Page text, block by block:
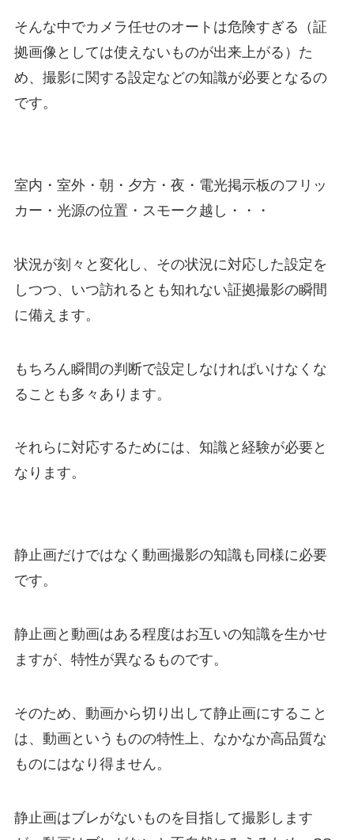
そんな中でカメラ任せのオートは危険すぎる（証
拠画像としては使えないものが出来上がる）た
め、撮影に関する設定などの知識が必要となるの
です。
室内・室外・朝・夕方・夜・電光掲示板のフリッ
カー・光源の位置・スモーク越し・・・
状況が刻々と変化し、その状況に対応した設定を
しつつ、いつ訪れるとも知れない証拠撮影の瞬間
に備えます。
もちろん瞬間の判断で設定しなければいけなくな
ることも多々あります。
それらに対応するためには、知識と経験が必要と
なります。
静止画だけではなく動画撮影の知識も同様に必要
です。
静止画と動画はある程度はお互いの知識を生かせ
ますが、特性が異なるものです。
そのため、動画から切り出して静止画にすること
は、動画というものの特性上、なかなか高品質な
ものにはなり得ません。
静止画はブレがないものを目指して撮影します